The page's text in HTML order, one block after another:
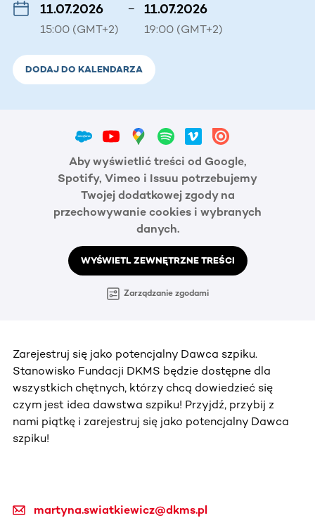
11.07.2026
15:00 (GMT+2)
– 11.07.2026
19:00 (GMT+2)
DODAJ DO KALENDARZA
Aby wyświetlić treści od Google,
Spotify, Vimeo i Issuu potrzebujemy
Twojej dodatkowej zgody na
przechowywanie cookies i wybranych
danych.
WYŚWIETL ZEWNĘTRZNE TREŚCI
Zarządzanie zgodami
Zarejestruj się jako potencjalny Dawca szpiku.
Stanowisko Fundacji DKMS będzie dostępne dla
wszystkich chętnych, którzy chcą dowiedzieć się
czym jest idea dawstwa szpiku! Przyjdź, przybij z
nami piątkę i zarejestruj się jako potencjalny Dawca
szpiku!
martyna.swiatkiewicz@dkms.pl